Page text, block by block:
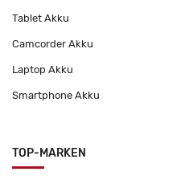
Tablet Akku
Camcorder Akku
Laptop Akku
Smartphone Akku
TOP-MARKEN